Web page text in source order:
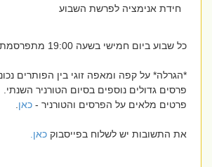
חידת אנימציה לפרשת השבוע
כל שבוע ביום חמישי בשעה 19:00 מתפרסמת החידה השבועית.
*הגרלה* על קפה ומאפה זוגי בין הפותרים נכונה.
פרסים גדולים נוספים בסיום הטורניר השנתי.
פרטים מלאים על הפרסים והטורניר -כאן.
את התשובות יש לשלוח בפייסבוקכאן.